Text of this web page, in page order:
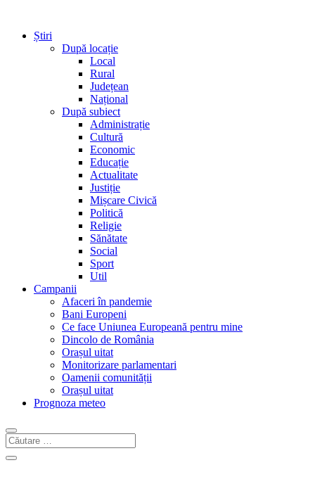
Știri
După locație
Local
Rural
Județean
Național
După subiect
Administrație
Cultură
Economic
Educație
Actualitate
Justiție
Mișcare Civică
Politică
Religie
Sănătate
Social
Sport
Util
Campanii
Afaceri în pandemie
Bani Europeni
Ce face Uniunea Europeană pentru mine
Dincolo de România
Orașul uitat
Monitorizare parlamentari
Oamenii comunității
Orașul uitat
Prognoza meteo